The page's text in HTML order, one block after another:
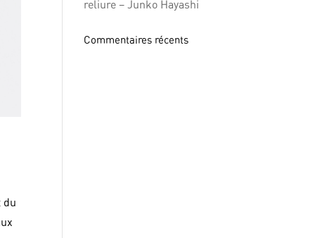
du
reliure – Junko Hayashi
Commentaires récents